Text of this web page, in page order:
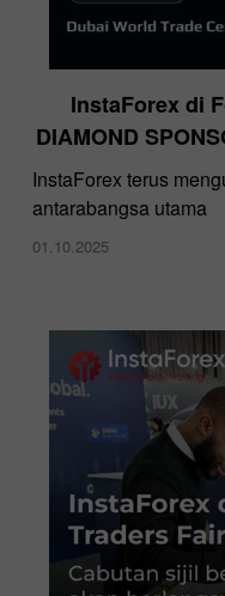
InstaForex di
DIAMOND
InstaForex terus
antarabangsa utama
01.10.2025